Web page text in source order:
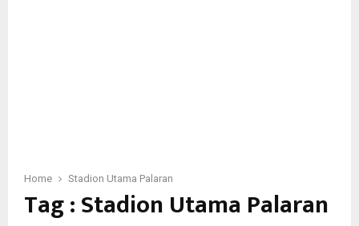
Home Stadion Utama Palaran
Tag : Stadion Utama Palaran